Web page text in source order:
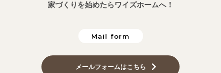
家づくりを始めたらワイズホームへ！
Mail form
メールフォームはこちら